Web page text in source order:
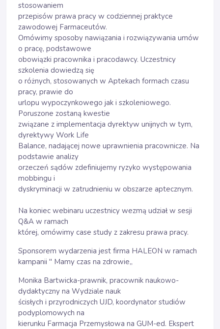
stosowaniem
przepisów prawa pracy w codziennej praktyce
zawodowej Farmaceutów.
Omówimy sposoby nawiązania i rozwiązywania umów
o pracę, podstawowe
obowiązki pracownika i pracodawcy. Uczestnicy
szkolenia dowiedzą się
o różnych, stosowanych w Aptekach formach czasu
pracy, prawie do
urlopu wypoczynkowego jak i szkoleniowego.
Poruszone zostaną kwestie
związane z implementacja dyrektyw unijnych w tym,
dyrektywy Work Life
Balance, nadającej nowe uprawnienia pracownicze. Na
podstawie analizy
orzeczeń sądów zdefiniujemy ryzyko występowania
mobbingu i
dyskryminacji w zatrudnieniu w obszarze aptecznym.
Na koniec webinaru uczestnicy wezmą udział w sesji
Q&A w ramach
której, omówimy case study z zakresu prawa pracy.
Sponsorem wydarzenia jest firma HALEON w ramach
kampanii " Mamy czas na zdrowie,,
Monika Bartwicka-prawnik, pracownik naukowo-
dydaktyczny na Wydziale nauk
ścisłych i przyrodniczych UJD, koordynator studiów
podyplomowych na
kierunku Farmacja Przemysłowa na GUM-ed. Ekspert